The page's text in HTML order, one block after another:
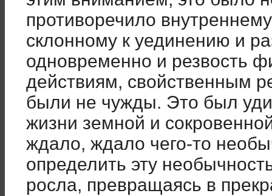
противоречило
склонному к уединению и
одновременно и резвость
действиям, свойственным
были не чужды. Это был
жизни земной и
ждало, ждало чего-то
определить эту
росла, превращаясь в